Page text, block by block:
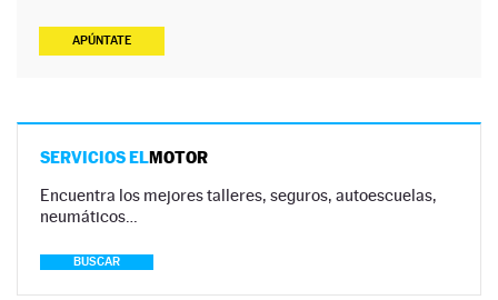
APÚNTATE
SERVICIOS ELMOTOR
Encuentra los mejores talleres, seguros, autoescuelas,
neumáticos…
BUSCAR